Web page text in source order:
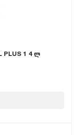
PLUS 1 4 ლ